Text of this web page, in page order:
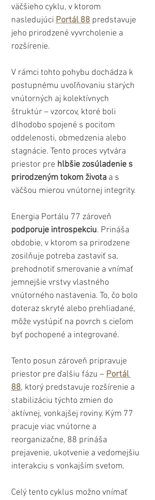
väčšieho cyklu, v ktorom
nasledujúci Portál 88 predstavuje
jeho prirodzené vyvrcholenie a
rozšírenie.
V rámci tohto pohybu dochádza k
postupnému uvoľňovaniu starých
vnútorných aj kolektívnych
štruktúr – vzorcov, ktoré boli
dlhodobo spojené s pocitom
oddelenosti, obmedzenia alebo
stagnácie. Tento proces vytvára
priestor pre hlbšie zosúladenie s
prirodzeným tokom života a s
väčšou mierou vnútornej integrity.
Energia Portálu 77 zároveň
podporuje introspekciu. Prináša
obdobie, v ktorom sa prirodzene
zosilňuje potreba zastaviť sa,
prehodnotiť smerovanie a vnímať
jemnejšie vrstvy vlastného
vnútorného nastavenia. To, čo bolo
doteraz skryté alebo prehliadané,
môže vystúpiť na povrch s cieľom
byť pochopené a integrované.
Tento posun zároveň pripravuje
priestor pre ďalšiu fázu – Portál
88, ktorý predstavuje rozšírenie a
stabilizáciu týchto zmien do
aktívnej, vonkajšej roviny. Kým 77
pracuje viac vnútorne a
reorganizačne, 88 prináša
prejavenie, ukotvenie a vedomejšiu
interakciu s vonkajším svetom.
Celý tento cyklus možno vnímať